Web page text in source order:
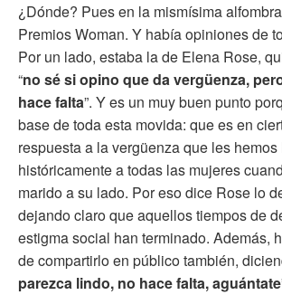
¿Dónde? Pues en la mismísima
Premios Woman. Y había opiniones de
Por un lado, estaba la de Elena Rose,
“no sé si opino que da vergüenza,
hace falta”. Y es un muy buen punto
base de toda esta movida: que es en
respuesta a la vergüenza que les
históricamente a todas las mujeres
marido a su lado. Por eso dice Rose lo
dejando claro que aquellos tiempos de
estigma social han terminado. Además,
de compartirlo en público también,
parezca lindo, no hace falta, aguántate